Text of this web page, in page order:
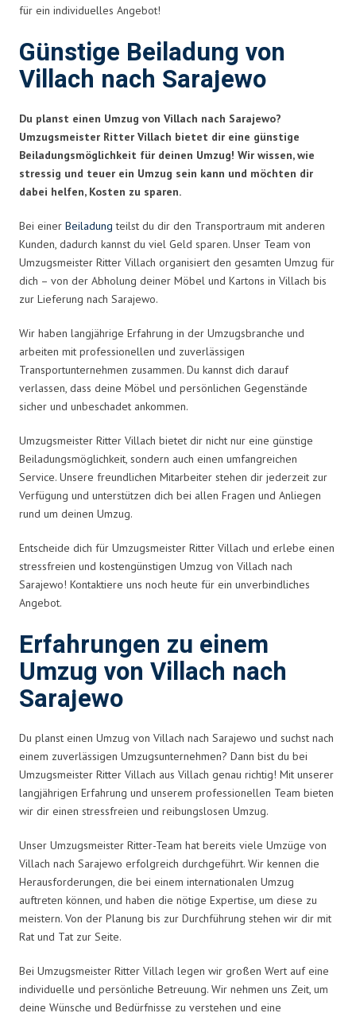
für ein individuelles Angebot!
Günstige Beiladung von
Villach nach Sarajewo
Du planst einen Umzug von Villach nach Sarajewo?
Umzugsmeister Ritter Villach bietet dir eine günstige
Beiladungsmöglichkeit für deinen Umzug! Wir wissen, wie
stressig und teuer ein Umzug sein kann und möchten dir
dabei helfen, Kosten zu sparen.
Bei einer Beiladung teilst du dir den Transportraum mit anderen
Kunden, dadurch kannst du viel Geld sparen. Unser Team von
Umzugsmeister Ritter Villach organisiert den gesamten Umzug für
dich – von der Abholung deiner Möbel und Kartons in Villach bis
zur Lieferung nach Sarajewo.
Wir haben langjährige Erfahrung in der Umzugsbranche und
arbeiten mit professionellen und zuverlässigen
Transportunternehmen zusammen. Du kannst dich darauf
verlassen, dass deine Möbel und persönlichen Gegenstände
sicher und unbeschadet ankommen.
Umzugsmeister Ritter Villach bietet dir nicht nur eine günstige
Beiladungsmöglichkeit, sondern auch einen umfangreichen
Service. Unsere freundlichen Mitarbeiter stehen dir jederzeit zur
Verfügung und unterstützen dich bei allen Fragen und Anliegen
rund um deinen Umzug.
Entscheide dich für Umzugsmeister Ritter Villach und erlebe einen
stressfreien und kostengünstigen Umzug von Villach nach
Sarajewo! Kontaktiere uns noch heute für ein unverbindliches
Angebot.
Erfahrungen zu einem
Umzug von Villach nach
Sarajewo
Du planst einen Umzug von Villach nach Sarajewo und suchst nach
einem zuverlässigen Umzugsunternehmen? Dann bist du bei
Umzugsmeister Ritter Villach aus Villach genau richtig! Mit unserer
langjährigen Erfahrung und unserem professionellen Team bieten
wir dir einen stressfreien und reibungslosen Umzug.
Unser Umzugsmeister Ritter-Team hat bereits viele Umzüge von
Villach nach Sarajewo erfolgreich durchgeführt. Wir kennen die
Herausforderungen, die bei einem internationalen Umzug
auftreten können, und haben die nötige Expertise, um diese zu
meistern. Von der Planung bis zur Durchführung stehen wir dir mit
Rat und Tat zur Seite.
Bei Umzugsmeister Ritter Villach legen wir großen Wert auf eine
individuelle und persönliche Betreuung. Wir nehmen uns Zeit, um
deine Wünsche und Bedürfnisse zu verstehen und eine